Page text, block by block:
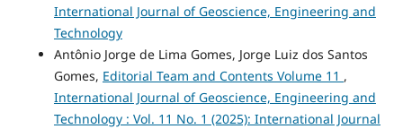
International Journal of Geoscience, Engineering and
Technology
Antônio Jorge de Lima Gomes, Jorge Luiz dos Santos
Gomes, Editorial Team and Contents Volume 11 ,
International Journal of Geoscience, Engineering and
Technology : Vol. 11 No. 1 (2025): International Journal